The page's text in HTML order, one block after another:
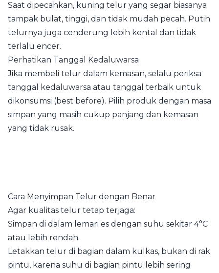
Saat dipecahkan, kuning telur yang segar biasanya
tampak bulat, tinggi, dan tidak mudah pecah. Putih
telurnya juga cenderung lebih kental dan tidak
terlalu encer.
Perhatikan Tanggal Kedaluwarsa
Jika membeli telur dalam kemasan, selalu periksa
tanggal kedaluwarsa atau tanggal terbaik untuk
dikonsumsi (best before). Pilih produk dengan masa
simpan yang masih cukup panjang dan kemasan
yang tidak rusak.
Cara Menyimpan Telur dengan Benar
Agar kualitas telur tetap terjaga:
Simpan di dalam lemari es dengan suhu sekitar 4°C
atau lebih rendah.
Letakkan telur di bagian dalam kulkas, bukan di rak
pintu, karena suhu di bagian pintu lebih sering